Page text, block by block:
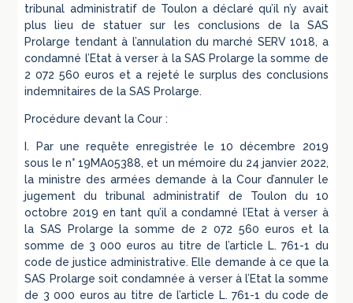
tribunal administratif de Toulon a déclaré qu’il n’y avait
plus lieu de statuer sur les conclusions de la SAS
Prolarge tendant à l’annulation du marché SERV 1018, a
condamné l’Etat à verser à la SAS Prolarge la somme de
2 072 560 euros et a rejeté le surplus des conclusions
indemnitaires de la SAS Prolarge.
Procédure devant la Cour :
I. Par une requête enregistrée le 10 décembre 2019
sous le n° 19MA05388, et un mémoire du 24 janvier 2022,
la ministre des armées demande à la Cour d’annuler le
jugement du tribunal administratif de Toulon du 10
octobre 2019 en tant qu’il a condamné l’Etat à verser à
la SAS Prolarge la somme de 2 072 560 euros et la
somme de 3 000 euros au titre de l’article L. 761-1 du
code de justice administrative. Elle demande à ce que la
SAS Prolarge soit condamnée à verser à l’Etat la somme
de 3 000 euros au titre de l’article L. 761-1 du code de